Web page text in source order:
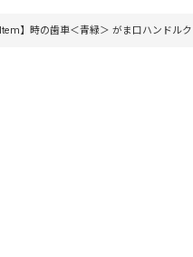
Item】時の歯車＜青緑＞ がま口ハンドル